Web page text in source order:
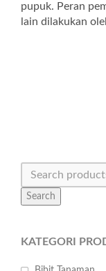
pupuk. Peran
lain dilakukan
Search
KATEGORI